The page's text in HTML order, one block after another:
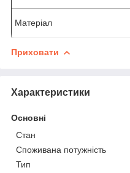
Матеріал
Приховати
Характеристики
Основні
Стан
Споживана потужність
Тип